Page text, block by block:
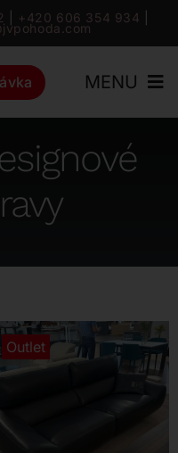
+420 606 354 934
MENU
Outlet